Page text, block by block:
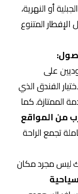
أو النهرية،
المتنوع
على
الفندق الذي
الممتازة. كما
من المواقع
تجمع الراحة
ليس مجرد مكان